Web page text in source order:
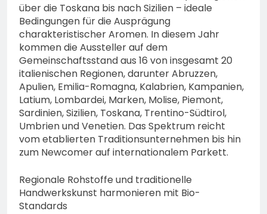
über die Toskana bis nach Sizilien – ideale
Bedingungen für die Ausprägung
charakteristischer Aromen. In diesem Jahr
kommen die Aussteller auf dem
Gemeinschaftsstand aus 16 von insgesamt 20
italienischen Regionen, darunter Abruzzen,
Apulien, Emilia-Romagna, Kalabrien, Kampanien,
Latium, Lombardei, Marken, Molise, Piemont,
Sardinien, Sizilien, Toskana, Trentino-Südtirol,
Umbrien und Venetien. Das Spektrum reicht
vom etablierten Traditionsunternehmen bis hin
zum Newcomer auf internationalem Parkett.
Regionale Rohstoffe und traditionelle
Handwerkskunst harmonieren mit Bio-
Standards